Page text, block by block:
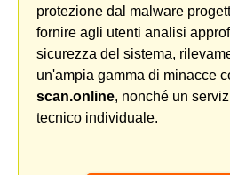
protezione dal malware
fornire agli utenti analisi
sicurezza del sistema,
un'ampia gamma di minacce
scan.online, nonché un
tecnico individuale.